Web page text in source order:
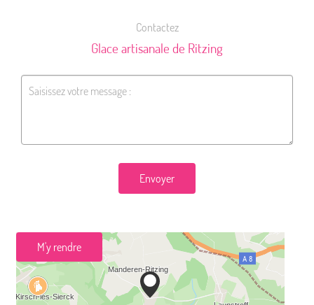
Contactez
Glace artisanale de Ritzing
Envoyer
M'y rendre